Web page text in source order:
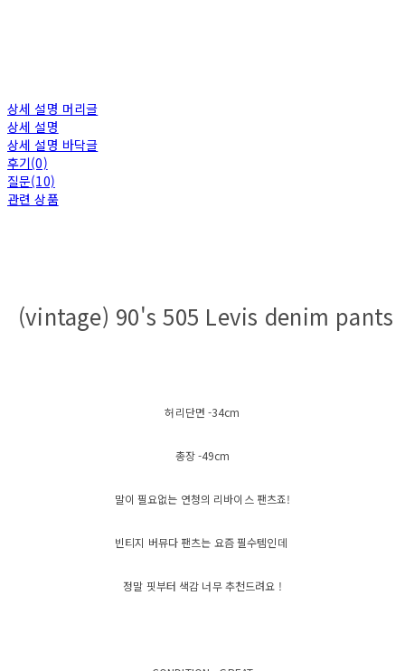
상세 설명 머리글
상세 설명
상세 설명 바닥글
후기(0)
질문(10)
관련 상품
(vintage) 90's 505 Levis denim pants
허리단면 -34cm
총장 -49cm
말이 필요없는 연청의 리바이스 팬츠죠!
빈티지 버뮤다 팬츠는 요즘 필수템인데
정말 핏부터 색감 너무 추천드려요 !